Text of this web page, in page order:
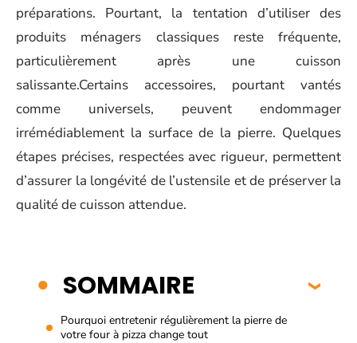
préparations. Pourtant, la tentation d’utiliser des
produits ménagers classiques reste fréquente,
particulièrement après une cuisson
salissante.Certains accessoires, pourtant vantés
comme universels, peuvent endommager
irrémédiablement la surface de la pierre. Quelques
étapes précises, respectées avec rigueur, permettent
d’assurer la longévité de l’ustensile et de préserver la
qualité de cuisson attendue.
SOMMAIRE
Pourquoi entretenir régulièrement la pierre de
votre four à pizza change tout